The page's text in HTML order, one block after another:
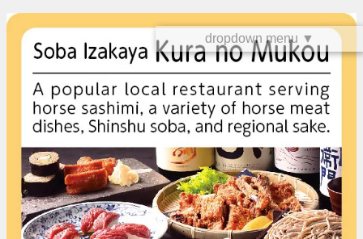
dropdown menu ▼